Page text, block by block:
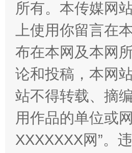
所有。本传媒网
上使用你留言在
布在本网及本网
论和投稿，本网
站不得转载、摘
用作品的单位或
XXXXXXX网”。